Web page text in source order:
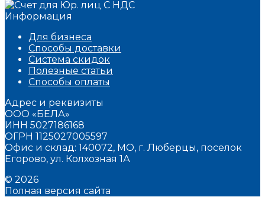
Информация
Для бизнеса
Способы доставки
Система скидок
Полезные статьи
Способы оплаты
Адрес и реквизиты
ООО «БЕЛА»
ИНН 5027186168
ОГРН 1125027005597
Офис и склад: 140072, МО, г. Люберцы, поселок
Егорово, ул. Колхозная 1А
© 2026
Полная версия сайта